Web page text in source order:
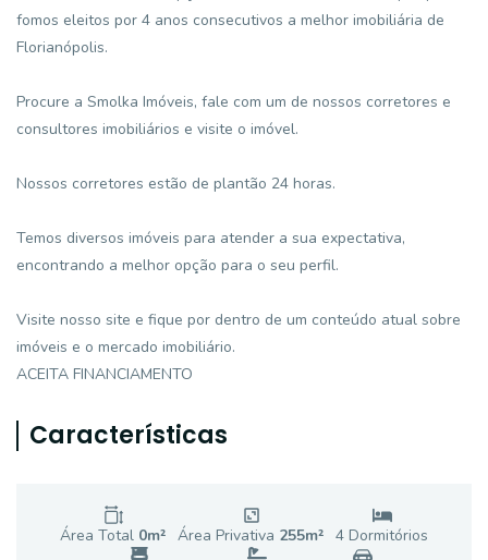
fomos eleitos por 4 anos consecutivos a melhor imobiliária de
Florianópolis.
Procure a Smolka Imóveis, fale com um de nossos corretores e
consultores imobiliários e visite o imóvel.
Nossos corretores estão de plantão 24 horas.
Temos diversos imóveis para atender a sua expectativa,
encontrando a melhor opção para o seu perfil.
Visite nosso site e fique por dentro de um conteúdo atual sobre
imóveis e o mercado imobiliário.
ACEITA FINANCIAMENTO
Características
Área Total 0m² Área Privativa 255m² 4 Dormitórios